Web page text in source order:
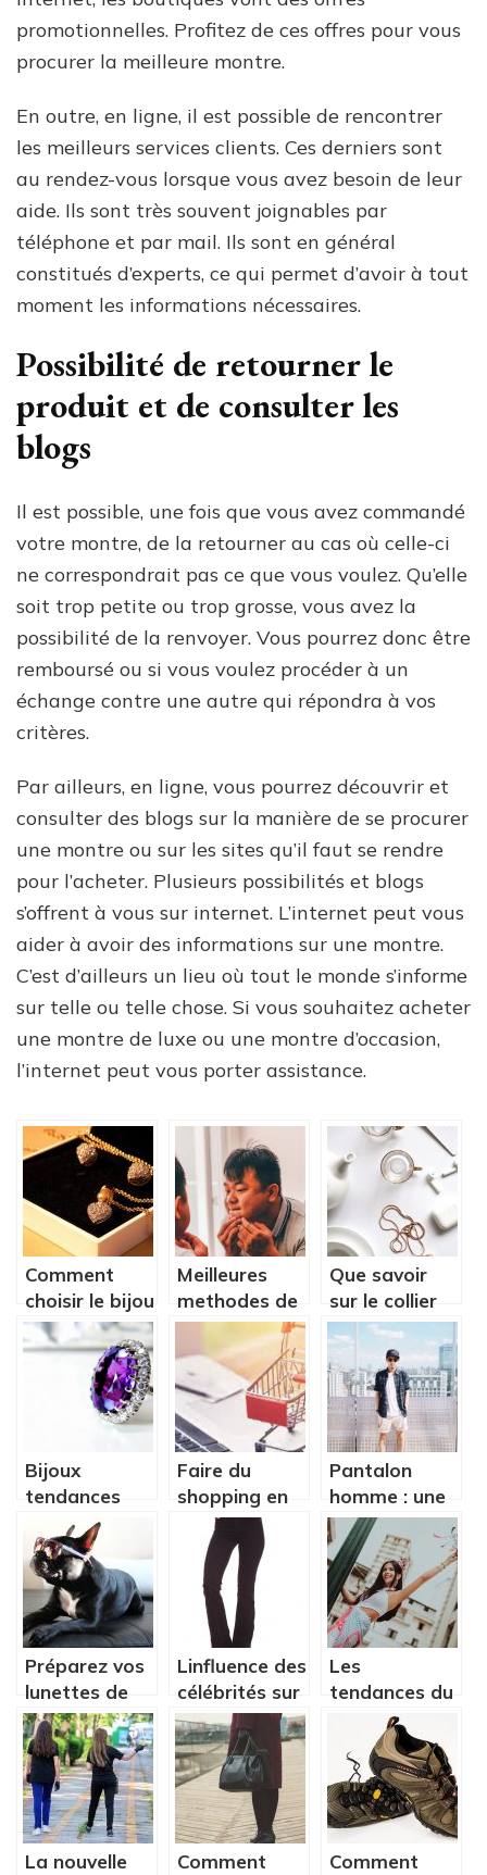
promotionnelles. Profitez de ces offres pour vous
procurer la meilleure montre.
En outre, en ligne, il est possible de rencontrer
les meilleurs services clients. Ces derniers sont
au rendez-vous lorsque vous avez besoin de leur
aide. Ils sont très souvent joignables par
téléphone et par mail. Ils sont en général
constitués d’experts, ce qui permet d’avoir à tout
moment les informations nécessaires.
Possibilité de retourner le
produit et de consulter les
blogs
Il est possible, une fois que vous avez commandé
votre montre, de la retourner au cas où celle-ci
ne correspondrait pas ce que vous voulez. Qu’elle
soit trop petite ou trop grosse, vous avez la
possibilité de la renvoyer. Vous pourrez donc être
remboursé ou si vous voulez procéder à un
échange contre une autre qui répondra à vos
critères.
Par ailleurs, en ligne, vous pourrez découvrir et
consulter des blogs sur la manière de se procurer
une montre ou sur les sites qu’il faut se rendre
pour l’acheter. Plusieurs possibilités et blogs
s’offrent à vous sur internet. L’internet peut vous
aider à avoir des informations sur une montre.
C’est d’ailleurs un lieu où tout le monde s’informe
sur telle ou telle chose. Si vous souhaitez acheter
une montre de luxe ou une montre d’occasion,
l’internet peut vous porter assistance.
Comment
choisir le bijou
qui s’accorde
à une tenue ?
Meilleures
methodes de
percer un
bouton
Que savoir
sur le collier
coeur de
l’ocean ?
Bijoux
tendances
pour femme :
ou en trouver
?
Faire du
shopping en
linge ou en
boutique : les
avantages et
inconvenients
Pantalon
homme : une
mini-guide sur
les coupes
avancées
Préparez vos
lunettes de
soleil !
Linfluence des
célébrités sur
la mode
Les
tendances du
bien-être et
soins
corporels
La nouvelle
Comment
Comment